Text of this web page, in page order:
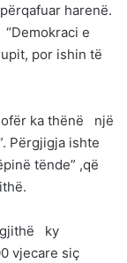
harenë.
e
por ishin të
ka thënë një
Përgjigja ishte
tënde” ,që
gjithë ky
vjecare siç